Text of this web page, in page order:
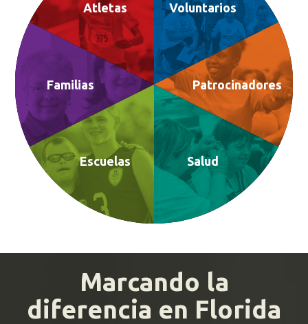
Atletas Voluntarios
Familias Patrocinadores
Escuelas Salud
Marcando la
diferencia en Florida